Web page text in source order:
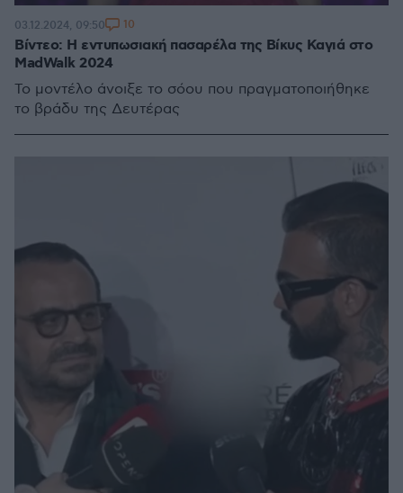
Βίντεο: Η εντυπωσιακή πασαρέλα της Βίκυς Καγιά στο
MadWalk 2024
Το μοντέλο άνοιξε το σόου που πραγματοποιήθηκε
το βράδυ της Δευτέρας
03.12.2024, 09:50 10